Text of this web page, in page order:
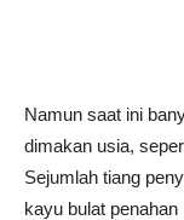
Namun saat ini
dimakan usia,
Sejumlah tiang
kayu bulat